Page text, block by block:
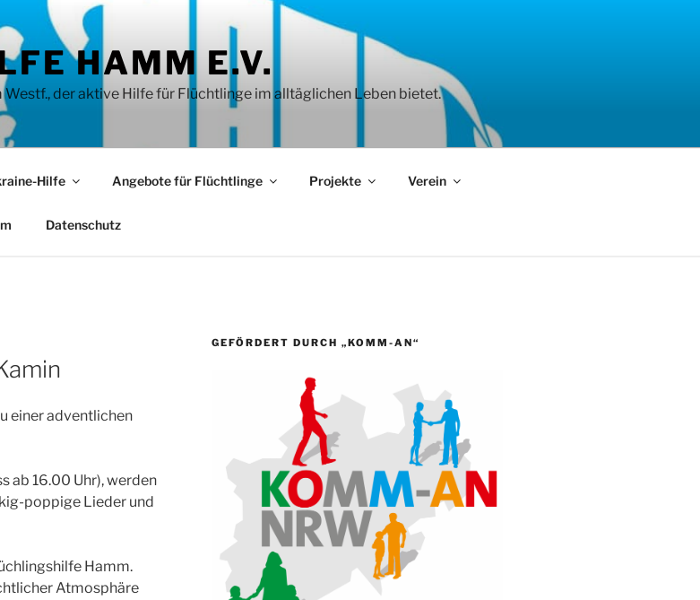
HAMM E.V.
der aktive Hilfe für Flüchtlinge im alltäglichen Leben bietet.
Hilfe Angebote für Flüchtlinge Projekte Verein
Datenschutz
einer adventlichen
ab 16.00 Uhr), werden
poppige Lieder und
Hamm.
Atmosphäre
GEFÖRDERT DURCH „KOMM-AN“